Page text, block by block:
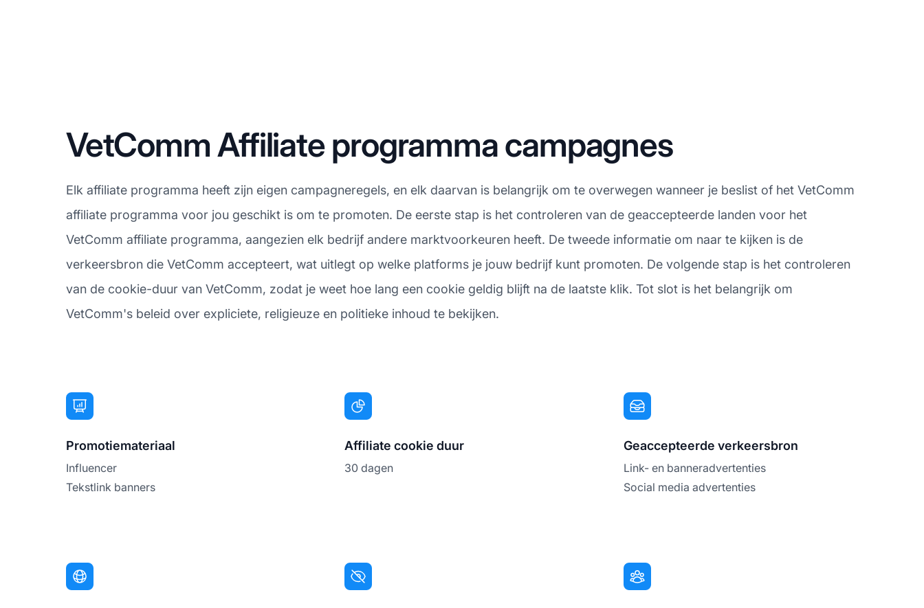
VetComm Affiliate programma campagnes
Elk affiliate programma heeft zijn eigen campagneregels, en elk daarvan is belangrijk om te overwegen wanneer je beslist of het VetComm
affiliate programma voor jou geschikt is om te promoten. De eerste stap is het controleren van de geaccepteerde landen voor het
VetComm affiliate programma, aangezien elk bedrijf andere marktvoorkeuren heeft. De tweede informatie om naar te kijken is de
verkeersbron die VetComm accepteert, wat uitlegt op welke platforms je jouw bedrijf kunt promoten. De volgende stap is het controleren
van de cookie-duur van VetComm, zodat je weet hoe lang een cookie geldig blijft na de laatste klik. Tot slot is het belangrijk om
VetComm's beleid over expliciete, religieuze en politieke inhoud te bekijken.
Promotiemateriaal
Influencer
Tekstlink banners
Affiliate cookie duur
30 dagen
Geaccepteerde verkeersbron
Link- en banneradvertenties
Social media advertenties